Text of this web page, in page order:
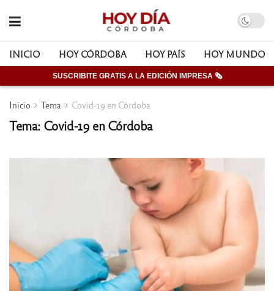
INICIO HOY CÓRDOBA HOY PAÍS HOY MUNDO
SUSCRIBITE GRATIS A LA EDICIÓN IMPRESA 🗞
Inicio Tema Covid-19 en Córdoba
Tema: Covid-19 en Córdoba